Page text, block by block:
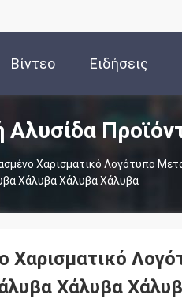
Βίντεο Ειδήσεις
Αλυσίδα
Χαρισματικό Λογότυπο
Χάλυβα Χάλυβα Χάλυβα
Χαρισματικό
Χάλυβα